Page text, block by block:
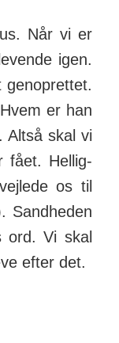
Når vi er
igen.
gen­op­rettet.
er han
Altså skal vi
fået. Hel­lig­
os til
Sand­heden
ord. Vi skal
efter det.